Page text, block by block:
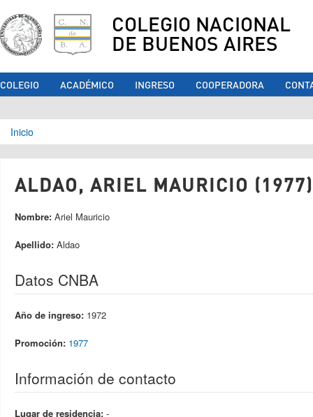
COLEGIO NACIONAL
DE BUENOS AIRES
COLEGIO ACADÉMICO INGRESO COOPERADORA
Se encuentra usted aquí
Inicio
ALDAO, ARIEL MAURICIO (1977)
Nombre: Ariel Mauricio
Apellido: Aldao
Datos CNBA
Año de ingreso: 1972
Promoción: 1977
Información de contacto
Lugar de residencia: -